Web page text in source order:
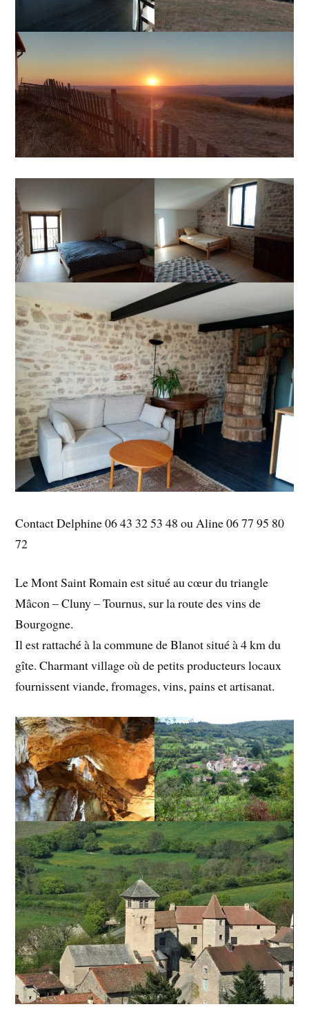
Contact Delphine 06 43 32 53 48 ou Aline 06 77 95 80
72
Le Mont Saint Romain est situé au cœur du triangle
Mâcon – Cluny – Tournus, sur la route des vins de
Bourgogne.
Il est rattaché à la commune de Blanot situé à 4 km du
gîte. Charmant village où de petits producteurs locaux
fournissent viande, fromages, vins, pains et artisanat.